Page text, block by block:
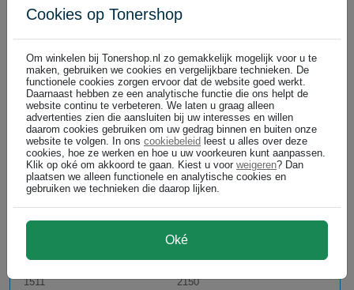
Ineo printers Overige printers
Develop Overige printers
100
700
1211
1212
1300
1311
1312
1320
1511
1531iD
1536iD
1650iD
1800
1801
1830iD
1831iD
1836iD
1850
2150
Cookies op Tonershop
Om winkelen bij Tonershop.nl zo gemakkelijk mogelijk voor u te
maken, gebruiken we cookies en vergelijkbare technieken. De
functionele cookies zorgen ervoor dat de website goed werkt.
Daarnaast hebben ze een analytische functie die ons helpt de
website continu te verbeteren. We laten u graag alleen
advertenties zien die aansluiten bij uw interesses en willen
daarom cookies gebruiken om uw gedrag binnen en buiten onze
website te volgen. In ons cookiebeleid leest u alles over deze
cookies, hoe ze werken en hoe u uw voorkeuren kunt aanpassen.
Klik op oké om akkoord te gaan. Kiest u voor weigeren? Dan
plaatsen we alleen functionele en analytische cookies en
gebruiken we technieken die daarop lijken.
Oké